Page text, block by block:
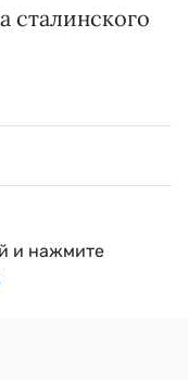
сталинского
и нажмите